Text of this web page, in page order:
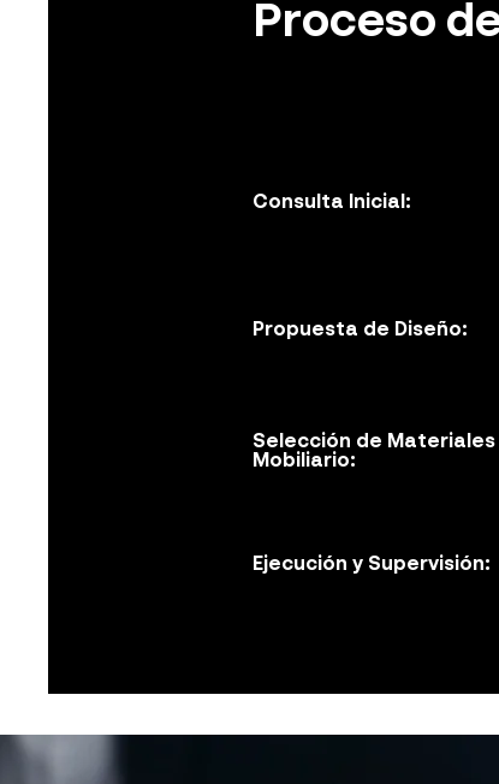
Proceso
Consulta Inicial:
Propuesta de Diseño:
Selección de Materiales
Mobiliario:
Ejecución y Supervisión: